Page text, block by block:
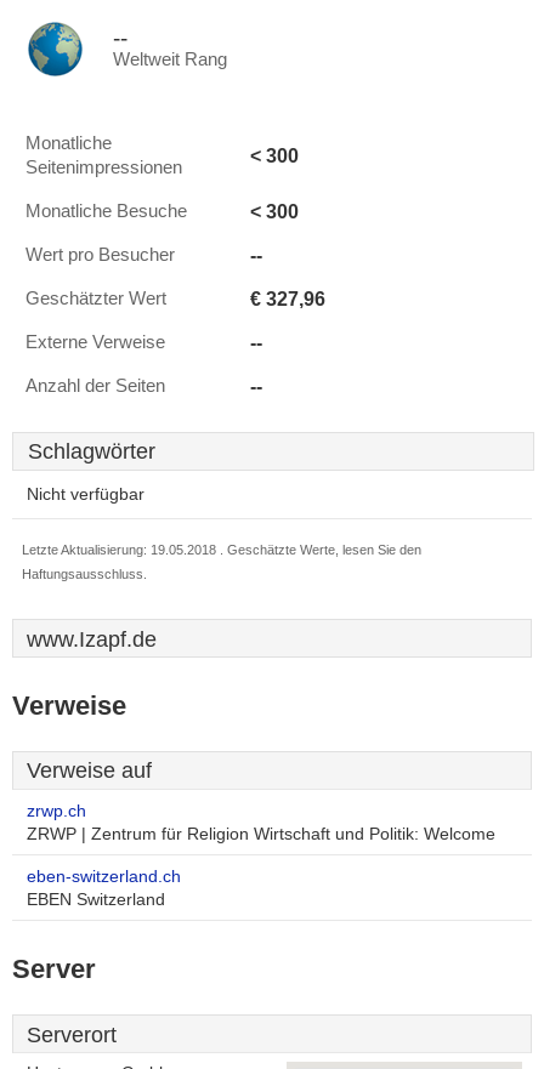
--
Weltweit Rang
Monatliche
Seitenimpressionen
< 300
Monatliche Besuche < 300
Wert pro Besucher --
Geschätzter Wert € 327,96
Externe Verweise --
Anzahl der Seiten --
Schlagwörter
Nicht verfügbar
Letzte Aktualisierung: 19.05.2018 . Geschätzte Werte, lesen Sie den
Haftungsausschluss.
www.Izapf.de
Verweise
Verweise auf
zrwp.ch
ZRWP | Zentrum für Religion Wirtschaft und Politik: Welcome
eben-switzerland.ch
EBEN Switzerland
Server
Serverort